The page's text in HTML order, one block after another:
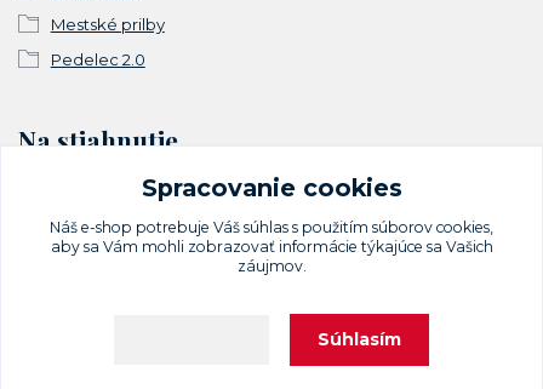
Mestské prilby
Pedelec 2.0
Na stiahnutie
Vyhlásenie o zhode
Upravit sběr cookies.
Spracovanie cookies
Náš e-shop potrebuje Váš súhlas s použitím súborov cookies,
aby sa Vám mohli zobrazovať informácie týkajúce sa Vašich
záujmov.
Súhlasím